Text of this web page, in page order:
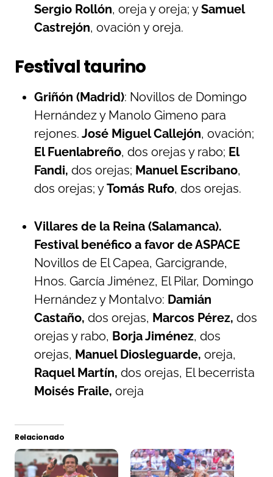
Sergio Rollón, oreja y oreja; ySamuel
Castrejón, ovación y oreja.
Festival taurino
Griñón (Madrid): Novillos de Domingo
Hernández y Manolo Gimeno para
rejones. José Miguel Callejón, ovación;
El Fuenlabreño, dos orejas y rabo; El
Fandi, dos orejas; Manuel Escribano,
dos orejas; yTomás Rufo, dos orejas.
Villares de la Reina (Salamanca).
Festival benéfico a favor de ASPACE
Novillos de El Capea, Garcigrande,
Hnos. García Jiménez, El Pilar, Domingo
Hernández y Montalvo: Damián
Castaño, dos orejas, Marcos Pérez, dos
orejas y rabo, Borja Jiménez, dos
orejas, Manuel Diosleguarde, oreja,
Raquel Martín, dos orejas, El becerrista
Moisés Fraile, oreja
Relacionado